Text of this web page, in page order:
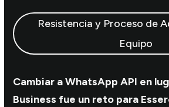
Resistencia y Proceso de
Equipo
Cambiar a WhatsApp API en
Business fue un reto para